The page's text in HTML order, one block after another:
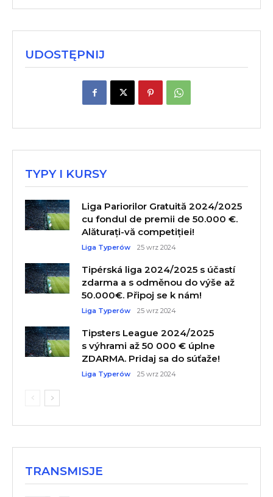
UDOSTĘPNIJ
TYPY I KURSY
Liga Pariorilor Gratuită 2024/2025
cu fondul de premii de 50.000 €.
Alăturați-vă competiției!
Liga Typerów 25 wrz 2024
Tipérská liga 2024/2025 s účastí
zdarma a s odměnou do výše až
50.000€. Připoj se k nám!
Liga Typerów 25 wrz 2024
Tipsters League 2024/2025
s výhrami až 50 000 € úplne
ZDARMA. Pridaj sa do súťaže!
Liga Typerów 25 wrz 2024
TRANSMISJE